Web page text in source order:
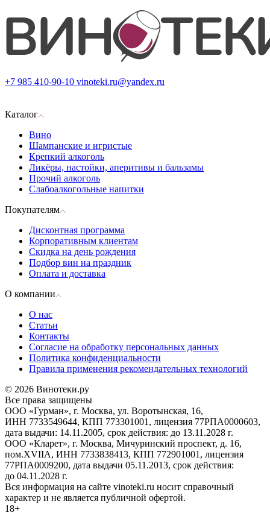
+7 985 410-90-10 vinoteki.ru@yandex.ru
Каталог
Вино
Шампанские и игристые
Крепкий алкоголь
Ликёры, настойки, аперитивы и бальзамы
Прочий алкоголь
Слабоалкогольные напитки
Покупателям
Дисконтная программа
Корпоративным клиентам
Скидка на день рождения
Подбор вин на праздник
Оплата и доставка
О компании
О нас
Статьи
Контакты
Согласие на обработку персональных данных
Политика конфиденциальности
Правила применения рекомендательных технологий
© 2026 Винотеки.ру
Все права защищены
ООО «Гурман», г. Москва, ул. Воротынская, 16,
ИНН 7733549644, КПП 773301001, лицензия 77РПА0000603,
дата выдачи: 14.11.2005, срок действия: до 13.11.2028 г.
ООО «Кларет», г. Москва, Мичуринский проспект, д. 16,
пом.XVIIA, ИНН 7733838413, КПП 772901001, лицензия
77РПА0009200, дата выдачи 05.11.2013, срок действия:
до 04.11.2028 г.
Вся информация на сайте vinoteki.ru носит справочный
характер и не является публичной офертой.
18+